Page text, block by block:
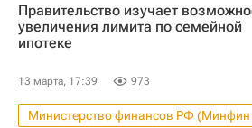
Московская область (Подмосковье)
Льготная ипотека
Жилье
Правительство изучает
увеличения лимита по семейной
ипотеке
13 марта, 17:39 973
Министерство финансов РФ (Минфин